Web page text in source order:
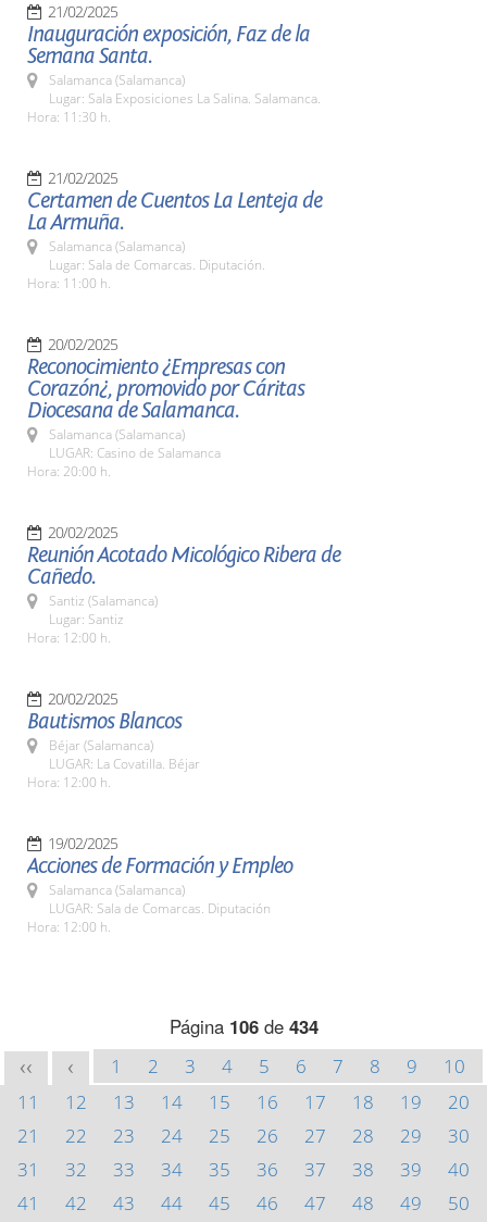
21/02/2025
Inauguración exposición, Faz de la
Semana Santa.
Salamanca (Salamanca)
Lugar: Sala Exposiciones La Salina. Salamanca.
Hora: 11:30 h.
21/02/2025
Certamen de Cuentos La Lenteja de
La Armuña.
Salamanca (Salamanca)
Lugar: Sala de Comarcas. Diputación.
Hora: 11:00 h.
20/02/2025
Reconocimiento ¿Empresas con
Corazón¿, promovido por Cáritas
Diocesana de Salamanca.
Salamanca (Salamanca)
LUGAR: Casino de Salamanca
Hora: 20:00 h.
20/02/2025
Reunión Acotado Micológico Ribera de
Cañedo.
Santiz (Salamanca)
Lugar: Santiz
Hora: 12:00 h.
20/02/2025
Bautismos Blancos
Béjar (Salamanca)
LUGAR: La Covatilla. Béjar
Hora: 12:00 h.
19/02/2025
Acciones de Formación y Empleo
Salamanca (Salamanca)
LUGAR: Sala de Comarcas. Diputación
Hora: 12:00 h.
Página 106de 434
<< < 1 2 3 4 5 6 7 8 9
10
11
12 13 14 15 16 17 18 19
20
21
22 23 24 25 26 27 28 29
30
31
32 33 34 35 36 37 38 39
40
41
42 43 44 45 46 47 48 49
50